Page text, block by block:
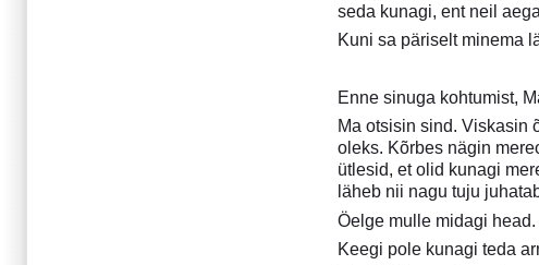
seda kunagi, ent neil
Kuni sa päriselt minema
Enne sinuga kohtumist,
Ma otsisin sind. Viskasin
oleks. Kõrbes nägin
ütlesid, et olid kunagi
läheb nii nagu tuju
Öelge mulle midagi head.
Keegi pole kunagi teda